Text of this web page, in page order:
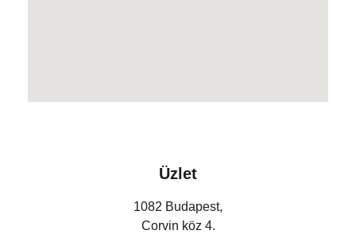
Üzlet
1082 Budapest,
Corvin köz 4.